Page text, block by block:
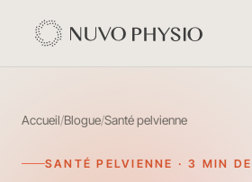
Accueil/Blogue/Santé pelvienne
SANTÉ PELVIENNE · 3 MIN